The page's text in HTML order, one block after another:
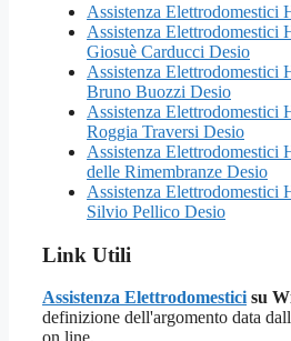
Assistenza
Assistenza Elettrodomestici
Giosuè Carducci Desio
Assistenza Elettrodomestici
Bruno Buozzi Desio
Assistenza Elettrodomestici
Roggia Traversi Desio
Assistenza Elettrodomestici
delle Rimembranze Desio
Assistenza Elettrodomestici
Silvio Pellico Desio
Link Utili
Assistenza Elettrodomestici su
definizione dell'argomento data